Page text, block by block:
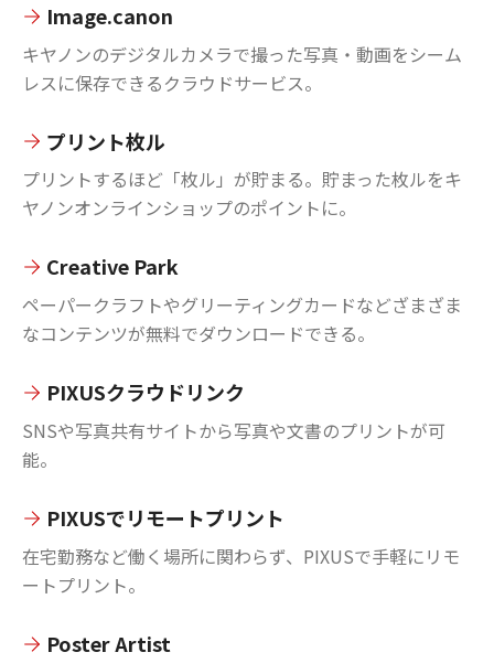
Image.canon
キヤノンのデジタルカメラで撮った写真・動画をシーム
レスに保存できるクラウドサービス。
プリント枚ル
プリントするほど「枚ル」が貯まる。貯まった枚ルをキ
ヤノンオンラインショップのポイントに。
Creative Park
ペーパークラフトやグリーティングカードなどざまざま
なコンテンツが無料でダウンロードできる。
PIXUSクラウドリンク
SNSや写真共有サイトから写真や文書のプリントが可
能。
PIXUSでリモートプリント
在宅勤務など働く場所に関わらず、PIXUSで手軽にリモ
ートプリント。
Poster Artist